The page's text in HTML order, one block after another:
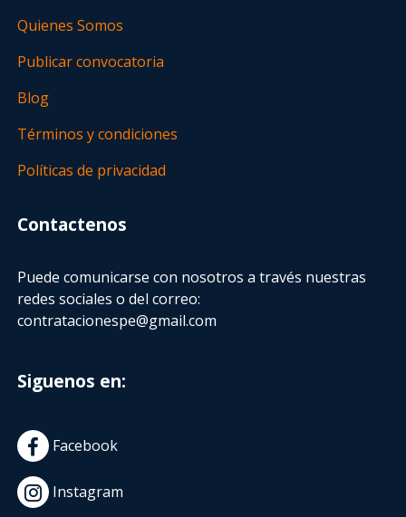
Quienes Somos
Publicar convocatoria
Blog
Términos y condiciones
Políticas de privacidad
Contactenos
Puede comunicarse con nosotros a través nuestras
redes sociales o del correo:
contratacionespe@gmail.com
Siguenos en:
Facebook
Instagram